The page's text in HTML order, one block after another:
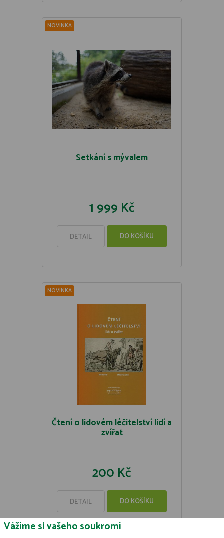
NOVINKA
Setkání s mývalem
1 999 Kč
DETAIL DO KOŠÍKU
NOVINKA
Čtení o lidovém léčitelství lidí a
zvířat
200 Kč
DETAIL DO KOŠÍKU
Vážíme si vašeho soukromí